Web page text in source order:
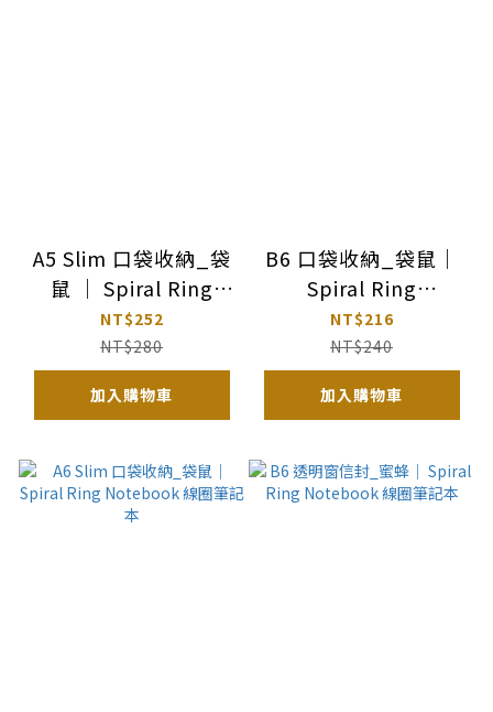
A5 Slim 口袋收納_袋
鼠 ｜ Spiral Ring
Notebook 線圈筆記
本
NT$252
NT$280
加入購物車
B6 口袋收納_袋鼠｜
Spiral Ring
Notebook 線圈筆記
本
NT$216
NT$240
加入購物車